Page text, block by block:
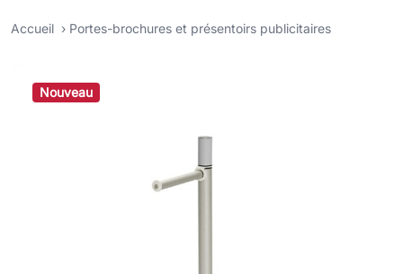
Accueil Portes-brochures et présentoirs publicitaires
Nouveau